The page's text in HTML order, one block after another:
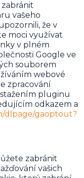
vašeho
že v
moci využívat
v plném
Google ve
souborem
webové
zpracování
pluginu
odkazem a
dlpage/gaoptout?
zabránit
vašich